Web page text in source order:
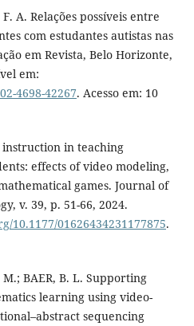
F. A. Relações possíveis entre
com estudantes autistas nas
em Revista, Belo Horizonte,
em:
4698-42267. Acesso em: 10
instruction in teaching
effects of video modeling,
games. Journal of
v. 39, p. 51-66, 2024.
10.1177/01626434231177875.
M.; BAER, B. L. Supporting
learning using video-
sequencing